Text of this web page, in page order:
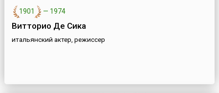
1901 — 1974
Витторио Де Сика
итальянский актер, режиссер